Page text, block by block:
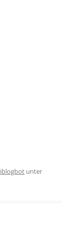
iblogbot unter